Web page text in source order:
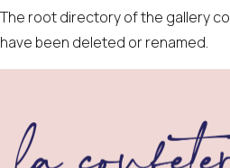
The root directory of the gallery
have been deleted or renamed.